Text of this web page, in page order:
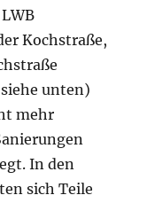
Kochstraße,
unten)
mehr
In den
sich Teile